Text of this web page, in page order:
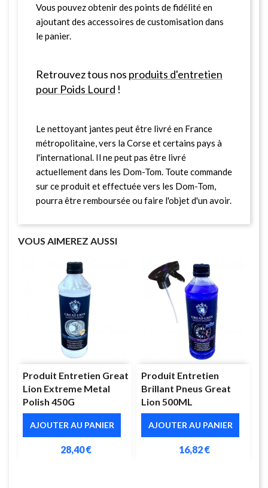
Vous pouvez obtenir des points de fidélité en
ajoutant des accessoires de customisation dans
le panier.
Retrouvez tous nos produits d'entretien
pour Poids Lourd !
Le nettoyant jantes peut être livré en France
métropolitaine, vers la Corse et certains pays à
l'international. Il ne peut pas être livré
actuellement dans les Dom-Tom. Toute commande
sur ce produit et effectuée vers les Dom-Tom,
pourra être remboursée ou faire l'objet d'un avoir.
VOUS AIMEREZ AUSSI
Produit Entretien Great
Lion Extreme Metal
Polish 450G
AJOUTER AU PANIER
28,40 €
Produit Entretien
Brillant Pneus Great
Lion 500ML
AJOUTER AU PANIER
16,82 €